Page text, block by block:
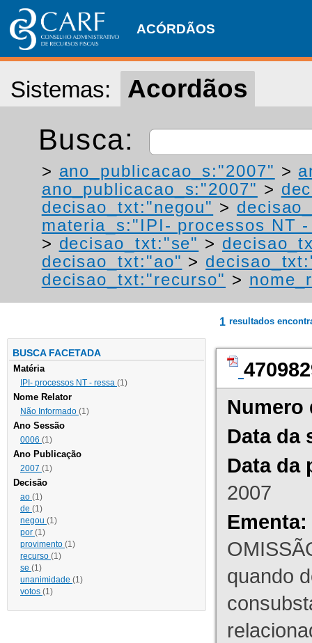
ACÓRDÃOS
Sistemas: Acordãos
Busca:
> ano_publicacao_s:"2007" >
ano_publicacao_s:"2007" >
decisao_txt:"negou" >
materia_s:"IPI- processos NT
> decisao_txt:"se" >
decisao_txt:"ao" >
decisao_txt:"recurso" >
BUSCA FACETADA
Matéria
IPI- processos NT - ressa (1)
Nome Relator
Não Informado (1)
Ano Sessão
0006 (1)
Ano Publicação
2007 (1)
Decisão
ao (1)
de (1)
negou (1)
por (1)
provimento (1)
recurso (1)
se (1)
unanimidade (1)
votos (1)
1 resultados
Numero
Data da
Data da
2007
Ementa:
quando